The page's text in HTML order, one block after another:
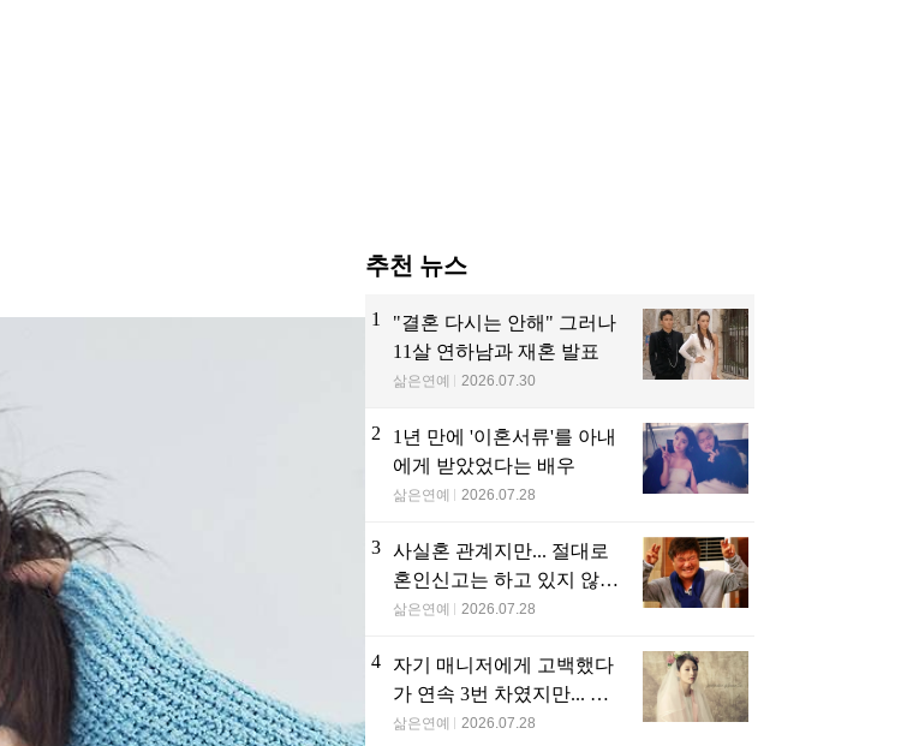
추천 뉴스
1
"결혼 다시는 안해" 그러나
11살 연하남과 재혼 발표
삶은연예 2026.07.30
2
1년 만에 '이혼서류'를 아내
에게 받았었다는 배우
삶은연예 2026.07.28
3
사실혼 관계지만... 절대로
혼인신고는 하고 있지 않다
는 배우
삶은연예 2026.07.28
4
자기 매니저에게 고백했다
가 연속 3번 차였지만... 결
국 결혼에 성공한 배우
삶은연예 2026.07.28